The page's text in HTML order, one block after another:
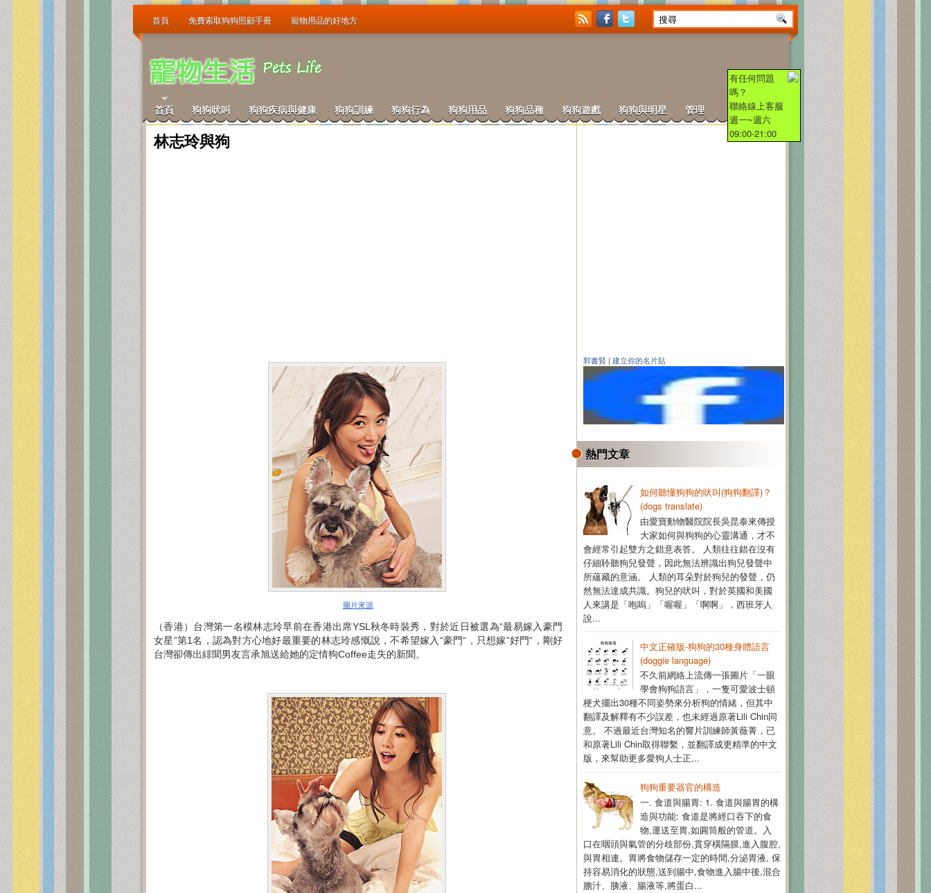
首頁 免費索取狗狗照顧手冊 寵物用品的好地方
首頁 狗狗吠叫 狗狗疾病與健康 狗狗訓練 狗狗行為 狗狗用品 狗狗品種 狗狗遊戲 狗狗與明星 管理
林志玲與狗
圖片來源
（香港）台灣第一名模林志玲早前在香港出席YSL秋冬時裝秀，對於近日被選為“最易嫁入豪門
女星”第1名，認為對方心地好最重要的林志玲感慨說，不希望嫁入“豪門“，只想嫁“好門“，剛好
台灣卻傳出緋聞男友言承旭送給她的定情狗Coffee走失的新聞。
郭書賢 | 建立你的名片貼
熱門文章
如何聽懂狗狗的吠叫(狗狗翻譯)？
(dogs translate)
由愛寶動物醫院院長吳昆泰來傳授
大家如何與狗狗的心靈溝通，才不
會經常引起雙方之錯意表答。 人類往往錯在沒有
仔細聆聽狗兒發聲，因此無法辨識出狗兒發聲中
所蘊藏的意涵。 人類的耳朵對於狗兒的發聲，仍
然無法達成共識。狗兒的吠叫，對於英國和美國
人來講是「咆嗚」「喔喔」「啊啊」，西班牙人
說...
中文正確版-狗狗的30種身體語言
(doggie language)
不久前網絡上流傳一張圖片「一眼
學會狗狗語言」，一隻可愛波士頓
梗犬擺出30種不同姿勢來分析狗的情緒，但其中
翻譯及解釋有不少誤差，也未經過原著Lili Chin同
意。 不過最近台灣知名的響片訓練師黃薇菁，已
和原著Lili Chin取得聯繫，並翻譯成更精準的中文
版，來幫助更多愛狗人士正...
狗狗重要器官的構造
一. 食道與腸胃: 1. 食道與腸胃的構
造與功能: 食道是將經口吞下的食
物,運送至胃,如圓筒般的管道。入
口在咽頭與氣管的分歧部份,貫穿橫隔膜,進入腹腔,
與胃相連。胃將食物儲存一定的時間,分泌胃液, 保
持容易消化的狀態,送到腸中,食物進入腸中後,混合
膽汁、胰液、腸液等,將蛋白...
有任何問題
嗎？
聯絡線上客服
週一~週六
09:00-21:00